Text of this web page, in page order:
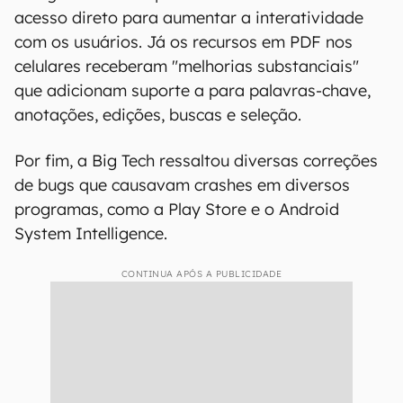
acesso direto para aumentar a interatividade
com os usuários. Já os recursos em PDF nos
celulares receberam "melhorias substanciais"
que adicionam suporte a para palavras-chave,
anotações, edições, buscas e seleção.
Por fim, a Big Tech ressaltou diversas correções
de bugs que causavam crashes em diversos
programas, como a Play Store e o Android
System Intelligence.
CONTINUA APÓS A PUBLICIDADE